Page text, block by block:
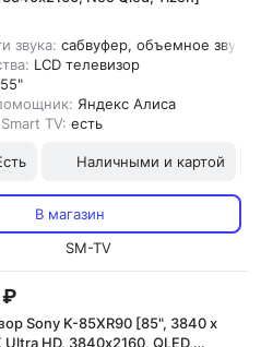
звука: сабвуфер, объемное
LCD телевизор
55"
Яндекс Алиса
TV: есть
Наличными и картой
В магазин
SM-TV
₽
Sony K-85XR90 [85", 3840 x
Ultra HD, 3840х2160, QLED,